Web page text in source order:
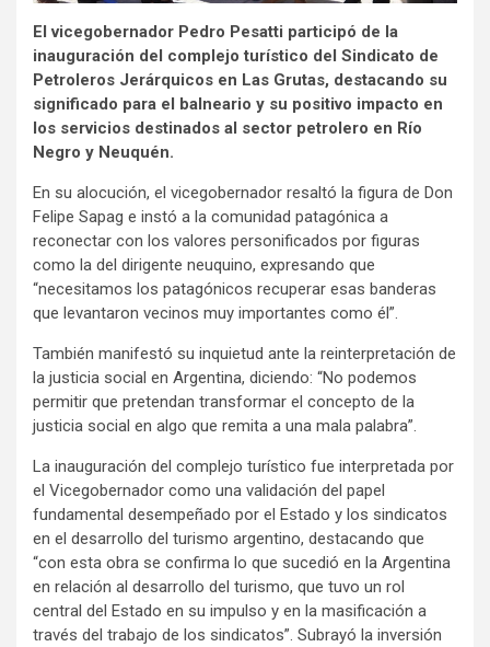
El vicegobernador Pedro Pesatti participó de la
inauguración del complejo turístico del Sindicato de
Petroleros Jerárquicos en Las Grutas, destacando su
significado para el balneario y su positivo impacto en
los servicios destinados al sector petrolero en Río
Negro y Neuquén.
En su alocución, el vicegobernador resaltó la figura de Don
Felipe Sapag e instó a la comunidad patagónica a
reconectar con los valores personificados por figuras
como la del dirigente neuquino, expresando que
“necesitamos los patagónicos recuperar esas banderas
que levantaron vecinos muy importantes como él”.
También manifestó su inquietud ante la reinterpretación de
la justicia social en Argentina, diciendo: “No podemos
permitir que pretendan transformar el concepto de la
justicia social en algo que remita a una mala palabra”.
La inauguración del complejo turístico fue interpretada por
el Vicegobernador como una validación del papel
fundamental desempeñado por el Estado y los sindicatos
en el desarrollo del turismo argentino, destacando que
“con esta obra se confirma lo que sucedió en la Argentina
en relación al desarrollo del turismo, que tuvo un rol
central del Estado en su impulso y en la masificación a
través del trabajo de los sindicatos”. Subrayó la inversión